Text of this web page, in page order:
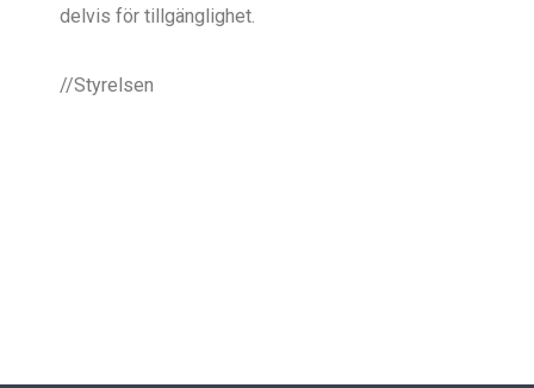
delvis för tillgänglighet.
//Styrelsen